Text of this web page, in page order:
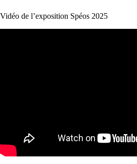
Vidéo de l’exposition Spéos 2025